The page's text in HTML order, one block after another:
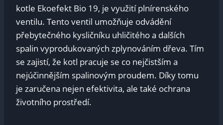
kotle Ekoefekt Bio 19, je využití plnírenského
ventilu. Tento ventil umožňuje odvádění
přebytečného kysličníku uhličitého a dalších
spalin vyprodukovaných zplynováním dřeva. Tím
se zajistí, že kotl pracuje se co nejčistším a
nejúčinnějším spalinovým proudem. Díky tomu
je zaručena nejen efektivita, ale také ochrana
životního prostředí.